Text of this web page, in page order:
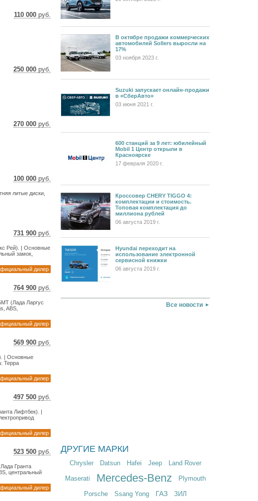
110 000 руб.
250 000 руб.
270 000 руб.
100 000 руб.
1 462 €
литые диски,
731 900 руб.
10 705 €
Рей). | Основные
замок,
дилер
764 900 руб.
11 187 €
(Лада Ларгус
ABS,
дилер
569 900 руб.
8 335 €
| Основные
Терра
дилер
497 500 руб.
7 276 €
Лифтбек). |
дилер
523 500 руб.
7 657 €
Гранта
центральный
дилер
В октябре продажи коммерческих
автомобилей Sollers выросли на
17%
03 ноября 2023 г.
Suzuki запускает онлайн-продажи
в «СберАвто»
03 июня 2021 г.
600 станций за 9 лет: юбилейный
Mobil 1 Центр открыли в
Красноярске
17 февраля 2020 г.
Кроссовер CHERY TIGGO 4:
комплектации и стоимость.
Топовая комплектация до
миллиона рублей
06 августа 2019 г.
Hyundai переходит на
использование электронной
сервисной книжки
06 августа 2019 г.
Все новости
ДРУГИЕ МАРКИ
Chrysler Datsun Hafei Jeep Land Rover
Maserati Mercedes-Benz Plymouth
Porsche Ssang Yong ГАЗ ЗИЛ